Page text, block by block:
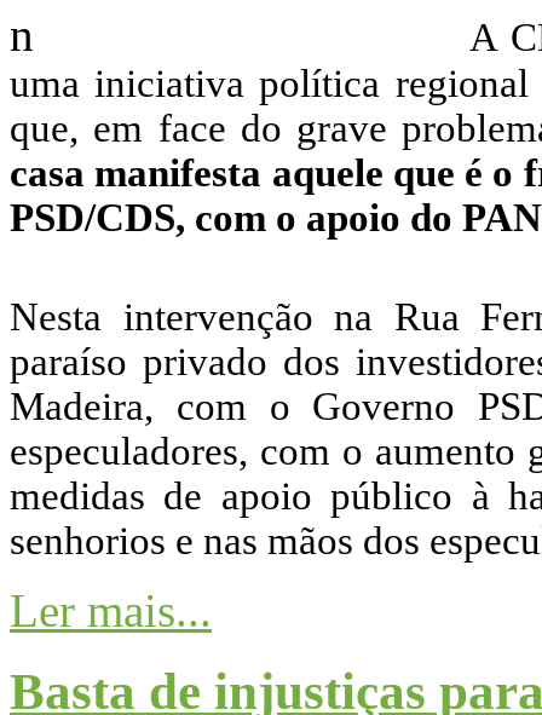
A
uma iniciativa política
que, em face do grave
casa manifesta aquele que é
PSD/CDS, com o apoio do
Nesta intervenção na Rua
paraíso privado dos
Madeira, com o Governo
especuladores, com o aumento
medidas de apoio público à
senhorios e nas mãos dos
Ler mais...
Basta de injustiças